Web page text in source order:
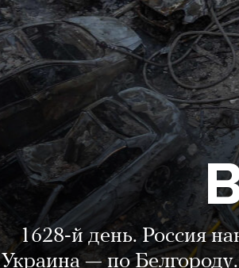
1628-й день. Россия
Украина — по